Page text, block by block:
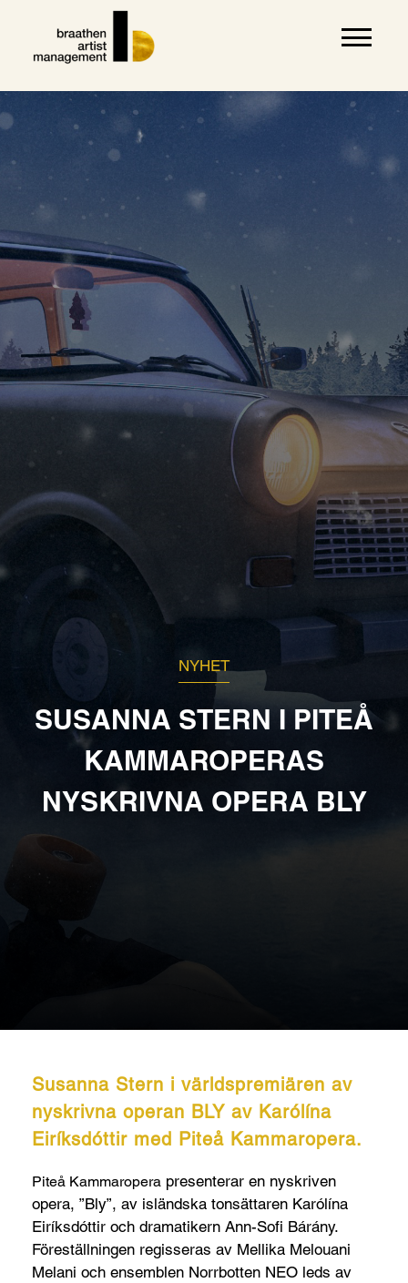
NYHET
SUSANNA STERN I PITEÅ
KAMMAROPERAS
NYSKRIVNA OPERA BLY
Susanna Stern i världspremiären av
nyskrivna operan BLY av Karólína
Eiríksdóttir med Piteå Kammaropera.
Piteå Kammaropera presenterar en nyskriven
opera, ”Bly”, av isländska tonsättaren Karólína
Eiríksdóttir och dramatikern Ann-Sofi Bárány.
Föreställningen regisseras av Mellika Melouani
Melani och ensemblen Norrbotten NEO leds av